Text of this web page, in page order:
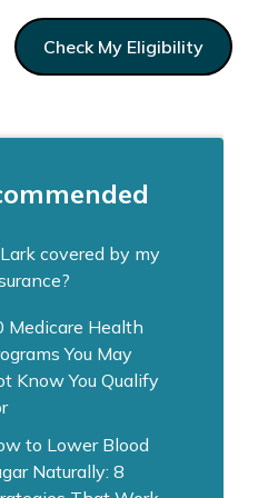
Check My Eligibility
covered by my
Medicare Health
You May
Know You Qualify
to Lower Blood
Naturally: 8